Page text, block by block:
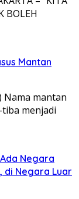
BOLEH
Mantan
Nama mantan
menjadi
Negara
di Negara Luar